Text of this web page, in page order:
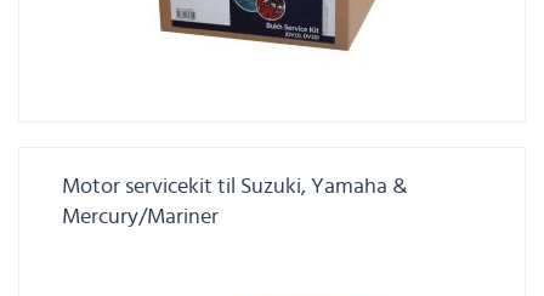
Motor servicekit til Suzuki, Yamaha &
Mercury/Mariner